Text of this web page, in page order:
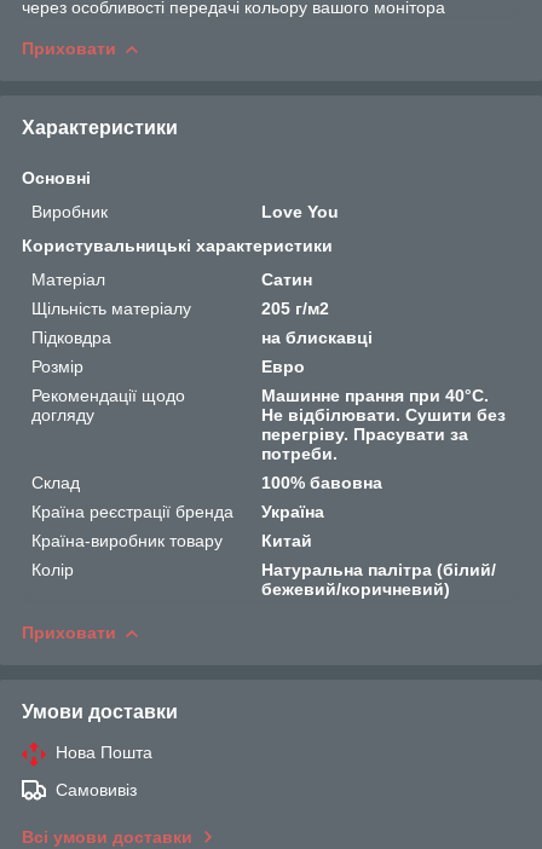
через особливості передачі кольору вашого монітора
Приховати
Характеристики
Основні
Виробник
Love You
Користувальницькі характеристики
Матеріал
Сатин
Щільність матеріалу
205 г/м2
Підковдра
на блискавці
Розмір
Евро
Рекомендації щодо
догляду
Машинне прання при 40°C.
Не відбілювати. Сушити без
перегріву. Прасувати за
потреби.
Склад
100% бавовна
Країна реєстрації бренда
Україна
Країна-виробник товару
Китай
Колір
Натуральна палітра (білий/
бежевий/коричневий)
Приховати
Умови доставки
Нова Пошта
Самовивіз
Всі умови доставки